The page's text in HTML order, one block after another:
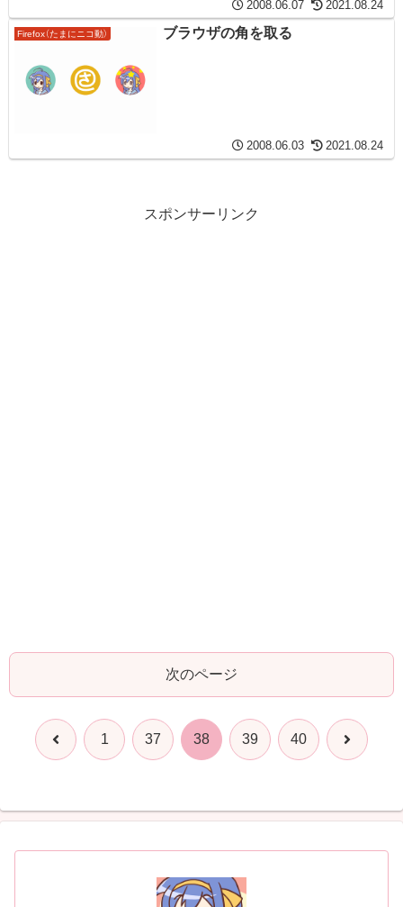
2008.06.07 2021.08.24
Firefox（たまにニコ動） ブラウザの角を取る
2008.06.03 2021.08.24
スポンサーリンク
次のページ
前 1 37 38 39 40 次